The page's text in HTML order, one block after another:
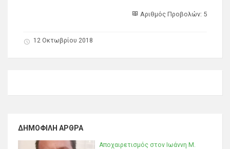
Αριθμός Προβολών: 5
12 Οκτωβρίου 2018
ΔΗΜΟΦΙΛΉ ΆΡΘΡΑ
Αποχαιρετισμός στον Ιωάννη Μ.